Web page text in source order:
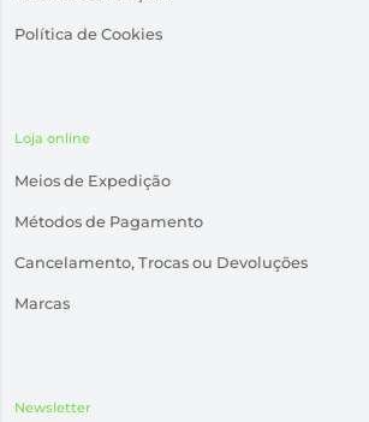
Política de Cookies
Loja online
Meios de Expedição
Métodos de Pagamento
Cancelamento, Trocas ou Devoluções
Marcas
Newsletter